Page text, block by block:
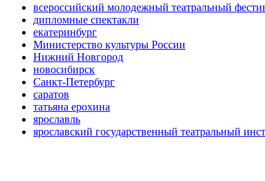
всероссийский молодежный театральный
дипломные спектакли
екатеринбург
Министерство культуры России
Нижний Новгород
новосибирск
Санкт-Петербург
саратов
татьяна ерохина
ярославль
ярославский государственный театральный